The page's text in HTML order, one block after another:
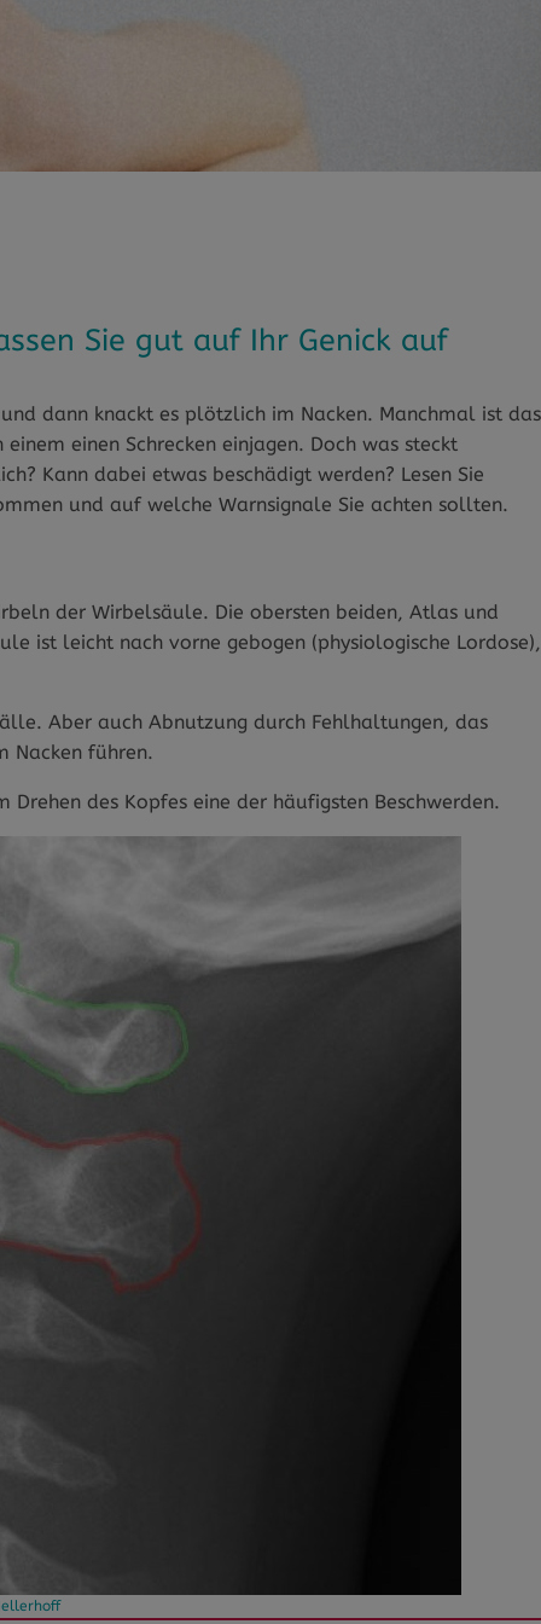
Sie gut auf Ihr Genick auf
dann knackt es plötzlich im Nacken. Manchmal ist das
einen Schrecken einjagen. Doch was steckt
Kann dabei etwas beschädigt werden? Lesen Sie
und auf welche Warnsignale Sie achten sollten.
der Wirbelsäule. Die obersten beiden, Atlas und
ist leicht nach vorne gebogen (physiologische Lordose),
Aber auch Abnutzung durch Fehlhaltungen, das
Nacken führen.
Drehen des Kopfes eine der häufigsten Beschwerden.